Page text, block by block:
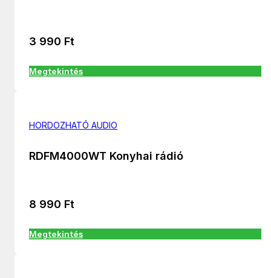
3 990 Ft
Megtekintés
HORDOZHATÓ AUDIO
RDFM4000WT Konyhai rádió
8 990 Ft
Megtekintés